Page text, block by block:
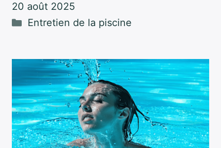
20 août 2025
Catégories
Entretien de la piscine